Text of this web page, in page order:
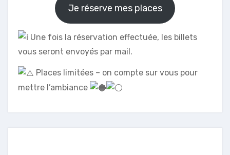
Je réserve mes places
Une fois la réservation effectuée, les billets
vous seront envoyés par mail.
Places limitées – on compte sur vous pour
mettre l’ambiance